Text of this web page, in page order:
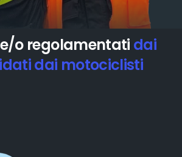
o regolamentati dai
dai motociclisti